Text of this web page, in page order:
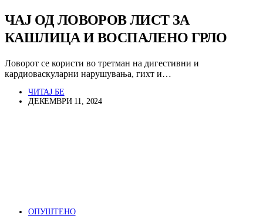
ЧАЈ ОД ЛОВОРОВ ЛИСТ ЗА
КАШЛИЦА И ВОСПАЛЕНО ГРЛО
Ловорот се користи во третман на дигестивни и
кардиоваскуларни нарушувања, гихт и…
ЧИТАЈ БЕ
ДЕКЕМВРИ 11, 2024
ОПУШТЕНО